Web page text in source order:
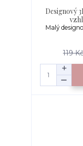
Designový
Malý
119